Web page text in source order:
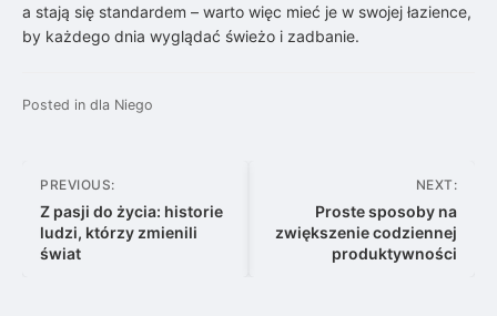
a stają się standardem – warto więc mieć je w swojej łazience,
by każdego dnia wyglądać świeżo i zadbanie.
Posted in dla Niego
Nawigacja
wpisu
PREVIOUS:
Z pasji do życia: historie
ludzi, którzy zmienili
świat
NEXT:
Proste sposoby na
zwiększenie codziennej
produktywności